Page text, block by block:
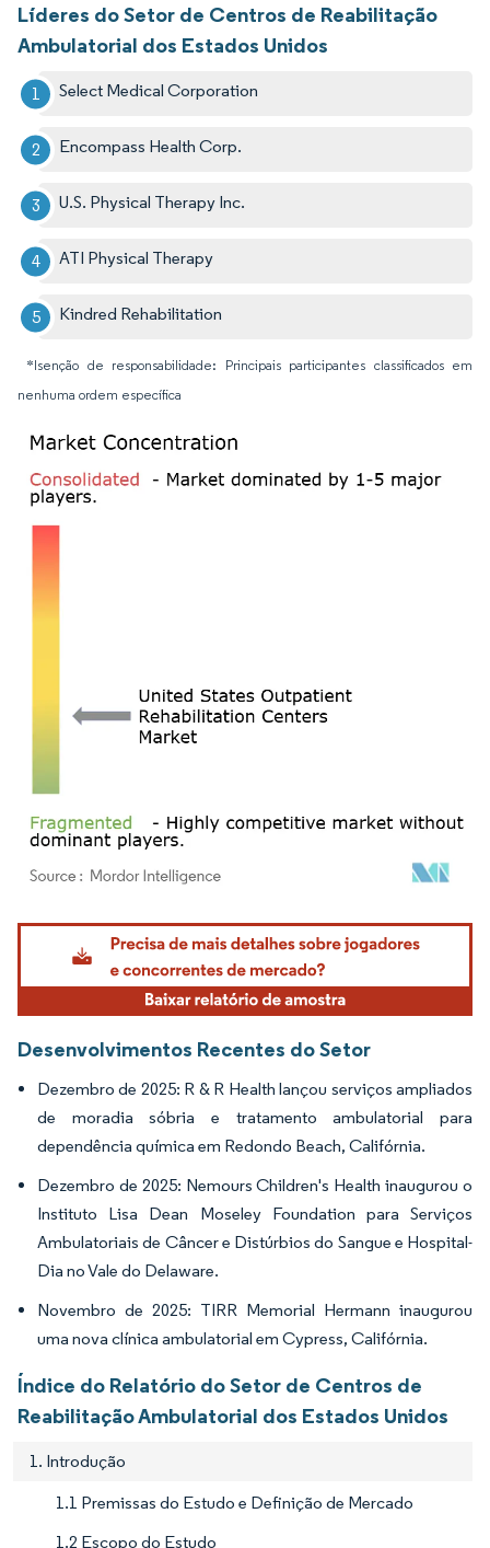
Líderes do Setor de Centros de Reabilitação
Ambulatorial dos Estados Unidos
Select Medical Corporation
Encompass Health Corp.
U.S. Physical Therapy Inc.
ATI Physical Therapy
Kindred Rehabilitation
*Isenção de responsabilidade: Principais participantes classificados em
nenhuma ordem específica
Imagem © Mordor Intelligence. O reuso requer atribuição conforme CC BY 4.0.
Desenvolvimentos Recentes do Setor
Dezembro de 2025: R & R Health lançou serviços ampliados
de moradia sóbria e tratamento ambulatorial para
dependência química em Redondo Beach, Califórnia.
Dezembro de 2025: Nemours Children's Health inaugurou o
Instituto Lisa Dean Moseley Foundation para Serviços
Ambulatoriais de Câncer e Distúrbios do Sangue e Hospital-
Dia no Vale do Delaware.
Novembro de 2025: TIRR Memorial Hermann inaugurou
uma nova clínica ambulatorial em Cypress, Califórnia.
Índice do Relatório do Setor de Centros de
Reabilitação Ambulatorial dos Estados Unidos
1. Introdução
1.1 Premissas do Estudo e Definição de Mercado
1.2 Escopo do Estudo